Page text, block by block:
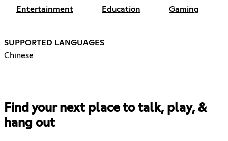
Entertainment Education Gaming
SUPPORTED LANGUAGES
Chinese
Find your next place to talk, play, &
hang out